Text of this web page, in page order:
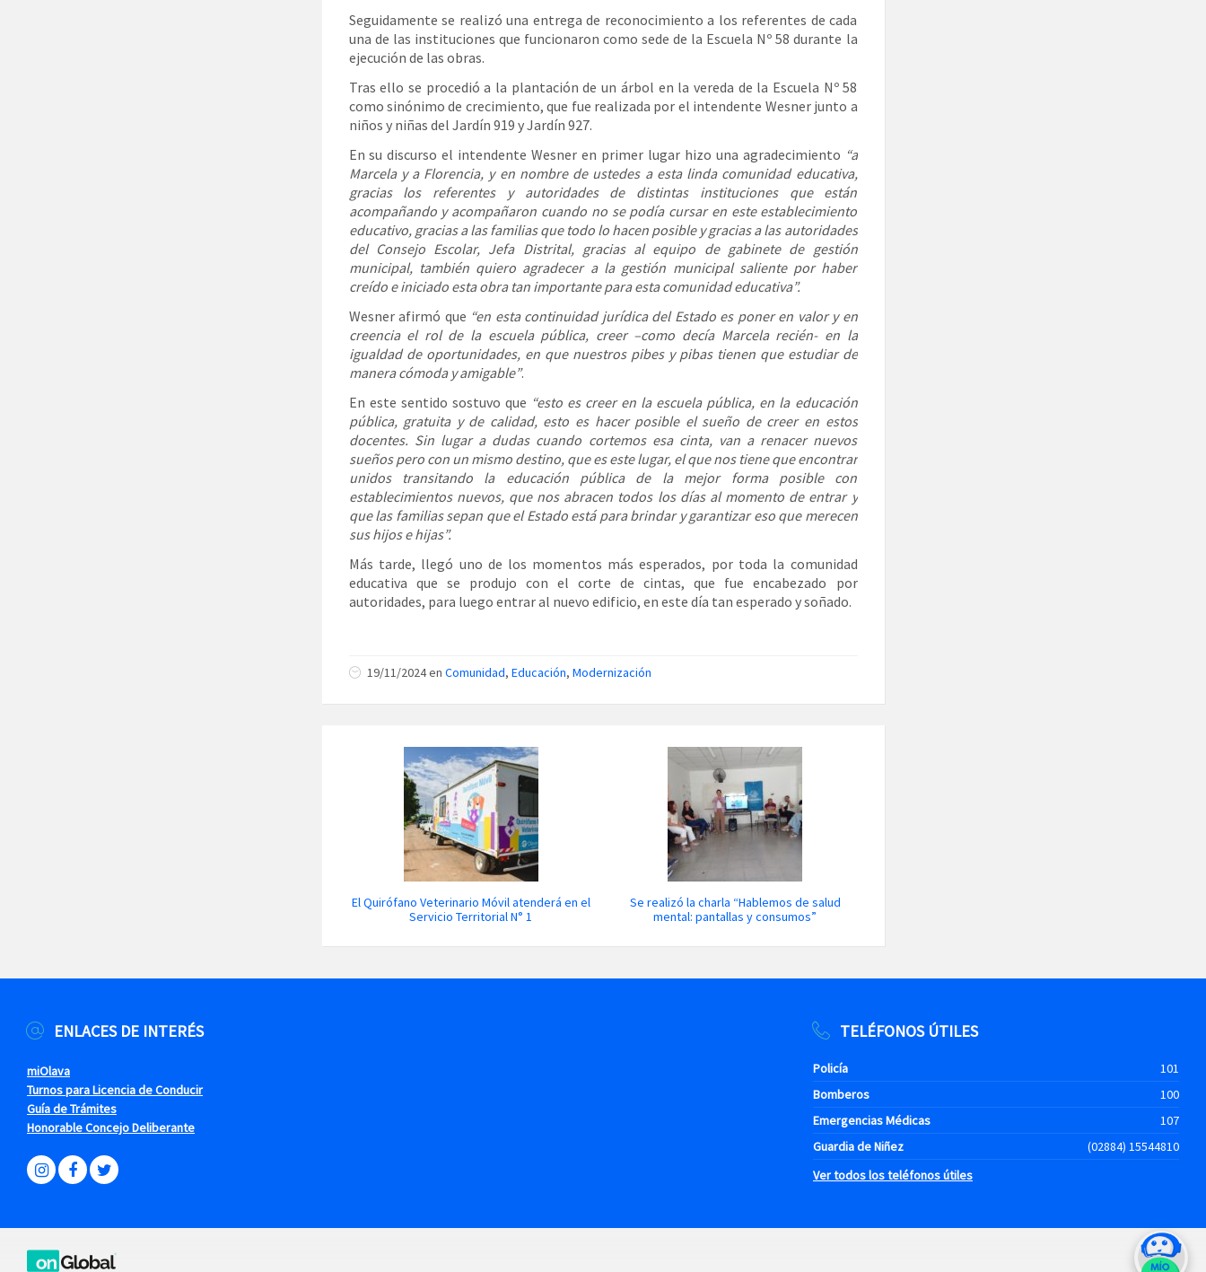
Seguidamente se realizó una entrega de reconocimiento a los referentes de cada
una de las instituciones que funcionaron como sede de la Escuela Nº 58 durante la
ejecución de las obras.
Tras ello se procedió a la plantación de un árbol en la vereda de la Escuela Nº 58
como sinónimo de crecimiento, que fue realizada por el intendente Wesner junto a
niños y niñas del Jardín 919 y Jardín 927.
En su discurso el intendente Wesner en primer lugar hizo una agradecimiento “a
Marcela y a Florencia, y en nombre de ustedes a esta linda comunidad educativa,
gracias los referentes y autoridades de distintas instituciones que están
acompañando y acompañaron cuando no se podía cursar en este establecimiento
educativo, gracias a las familias que todo lo hacen posible y gracias a las autoridades
del Consejo Escolar, Jefa Distrital, gracias al equipo de gabinete de gestión
municipal, también quiero agradecer a la gestión municipal saliente por haber
creído e iniciado esta obra tan importante para esta comunidad educativa”.
Wesner afirmó que “en esta continuidad jurídica del Estado es poner en valor y en
creencia el rol de la escuela pública, creer –como decía Marcela recién- en la
igualdad de oportunidades, en que nuestros pibes y pibas tienen que estudiar de
manera cómoda y amigable”.
En este sentido sostuvo que “esto es creer en la escuela pública, en la educación
pública, gratuita y de calidad, esto es hacer posible el sueño de creer en estos
docentes. Sin lugar a dudas cuando cortemos esa cinta, van a renacer nuevos
sueños pero con un mismo destino, que es este lugar, el que nos tiene que encontrar
unidos transitando la educación pública de la mejor forma posible con
establecimientos nuevos, que nos abracen todos los días al momento de entrar y
que las familias sepan que el Estado está para brindar y garantizar eso que merecen
sus hijos e hijas”.
Más tarde, llegó uno de los momentos más esperados, por toda la comunidad
educativa que se produjo con el corte de cintas, que fue encabezado por
autoridades, para luego entrar al nuevo edificio, en este día tan esperado y soñado.
19/11/2024 en Comunidad, Educación, Modernización
El Quirófano Veterinario Móvil atenderá en el
Servicio Territorial N° 1
Se realizó la charla “Hablemos de salud
mental: pantallas y consumos”
ENLACES DE INTERÉS
miOlava
Turnos para Licencia de Conducir
Guía de Trámites
Honorable Concejo Deliberante
TELÉFONOS ÚTILES
Policía
101
Bomberos
100
Emergencias Médicas
107
Guardia de Niñez
(02884) 15544810
Ver todos los teléfonos útiles